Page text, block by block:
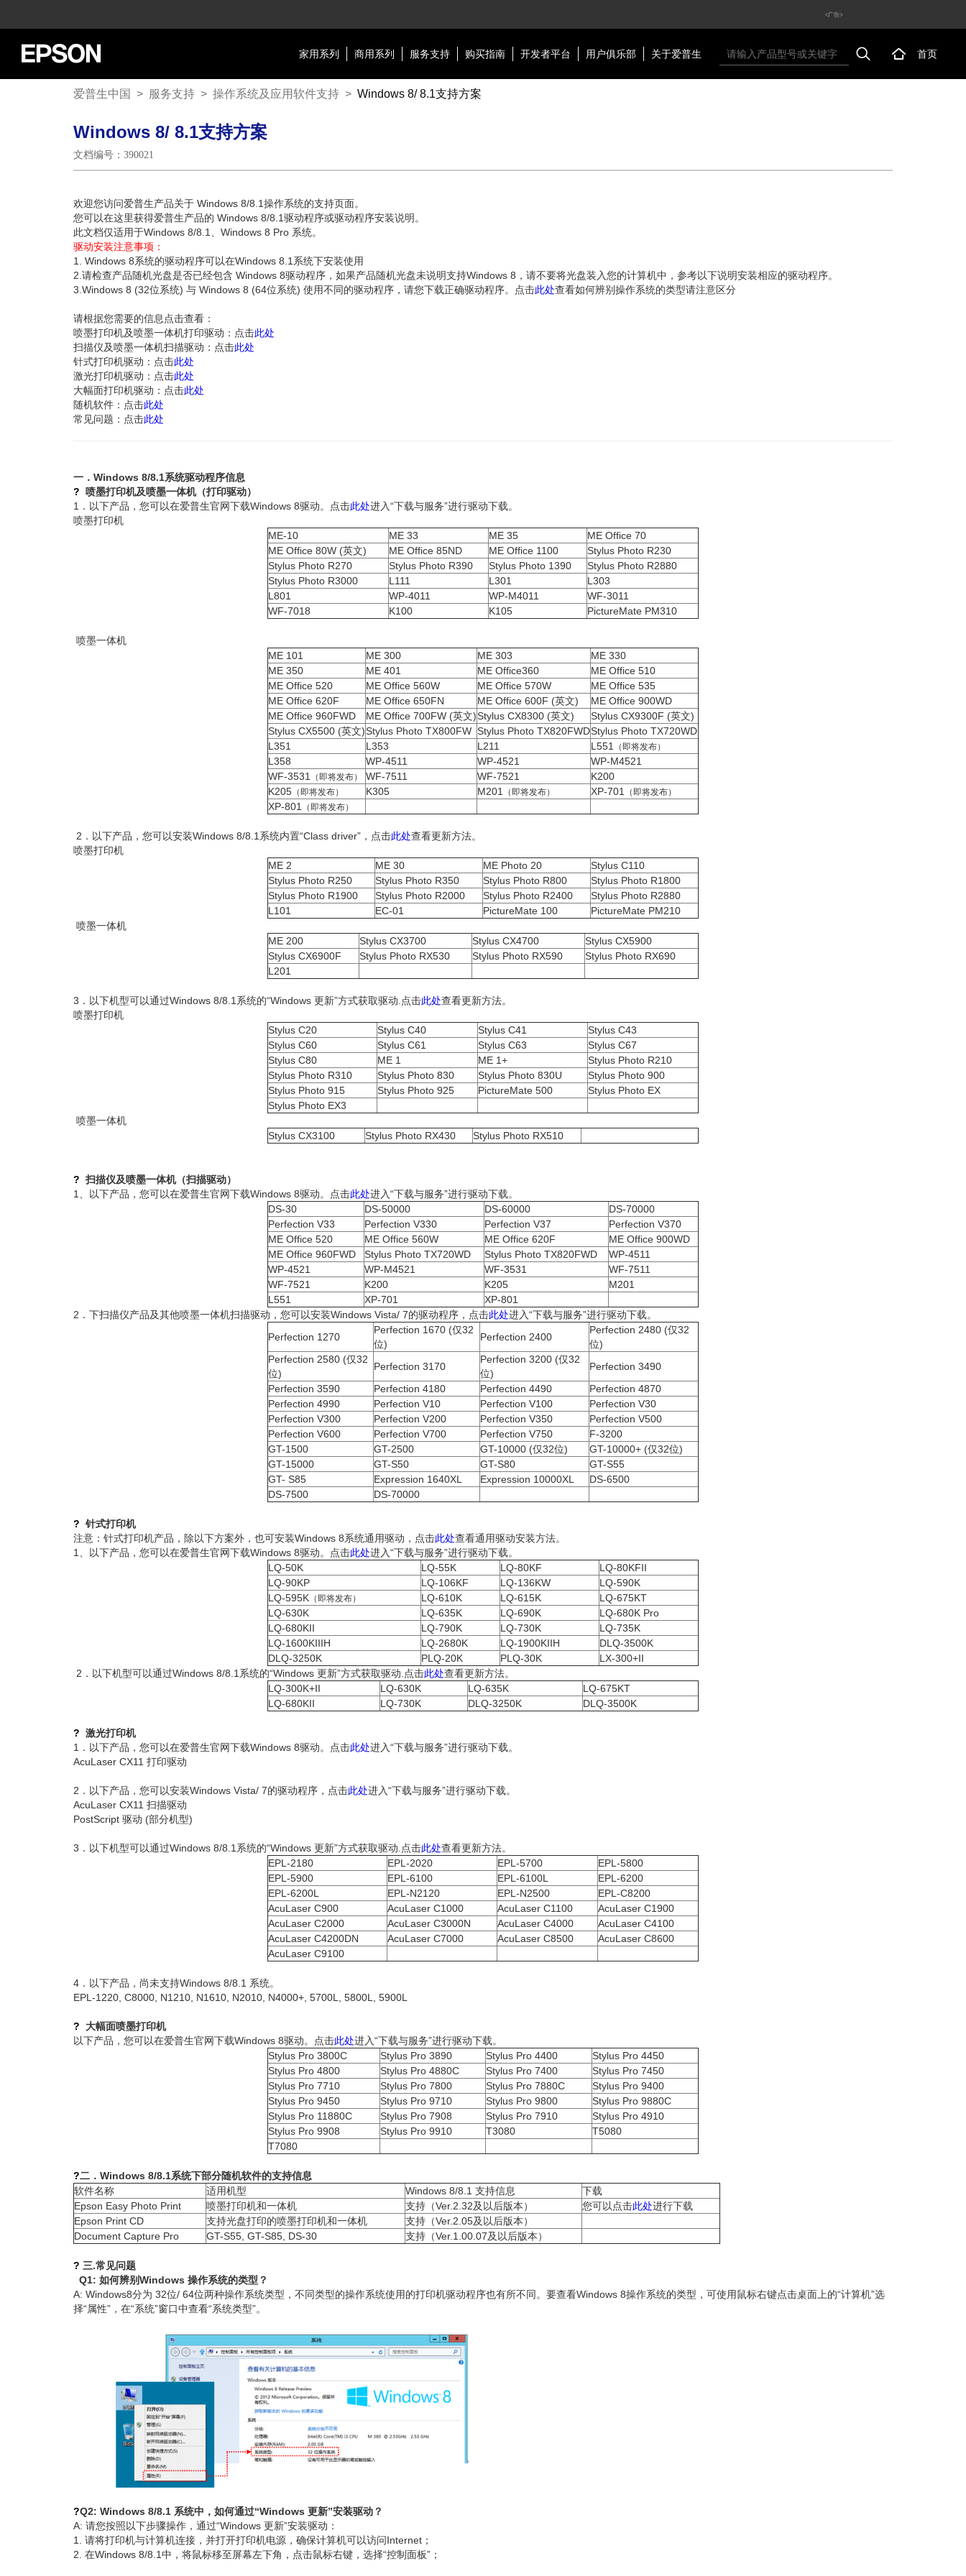
<广告>
家用系列 商用系列 服务支持 购买指南 开发者平台 用户俱乐部 关于爱普生 首页
爱普生中国 > 服务支持 > 操作系统及应用软件支持 > Windows 8/ 8.1支持方案
Windows 8/ 8.1支持方案
文档编号：390021
欢迎您访问爱普生产品关于 Windows 8/8.1操作系统的支持页面。
您可以在这里获得爱普生产品的 Windows 8/8.1驱动程序或驱动程序安装说明。
此文档仅适用于Windows 8/8.1、Windows 8 Pro 系统。
驱动安装注意事项：
1. Windows 8系统的驱动程序可以在Windows 8.1系统下安装使用
2.请检查产品随机光盘是否已经包含 Windows 8驱动程序，如果产品随机光盘未说明支持Windows 8，请不要将光盘装入您的计算机中，参考以下说明安装相应的驱动程序。
3.Windows 8 (32位系统) 与 Windows 8 (64位系统) 使用不同的驱动程序，请您下载正确驱动程序。点击此处查看如何辨别操作系统的类型请注意区分
请根据您需要的信息点击查看：
喷墨打印机及喷墨一体机打印驱动：点击此处
扫描仪及喷墨一体机扫描驱动：点击此处
针式打印机驱动：点击此处
激光打印机驱动：点击此处
大幅面打印机驱动：点击此处
随机软件：点击此处
常见问题：点击此处
一．Windows 8/8.1系统驱动程序信息
? 喷墨打印机及喷墨一体机（打印驱动）
1．以下产品，您可以在爱普生官网下载Windows 8驱动。点击此处进入“下载与服务”进行驱动下载。
喷墨打印机
ME-10
ME 33 ME 35
ME Office 70
ME Office 80W (英文)
ME Office 85ND ME Office 1100
Stylus Photo R230
Stylus Photo R270
Stylus Photo R390 Stylus Photo 1390
Stylus Photo R2880
Stylus Photo R3000
L111 L301
L303
L801
WP-4011 WP-M4011
WF-3011
WF-7018
K100 K105 PictureMate PM310
喷墨一体机
ME 101
ME 300 ME 303
ME 330
ME 350
ME 401 ME Office360
ME Office 510
ME Office 520
ME Office 560W ME Office 570W
ME Office 535
ME Office 620F
ME Office 650FN ME Office 600F (英文)
ME Office 900WD
ME Office 960FWD
ME Office 700FW (英文)Stylus CX8300 (英文)
Stylus CX9300F (英文)
Stylus CX5500 (英文)Stylus Photo TX800FW Stylus Photo TX820FWDStylus Photo TX720WD
L351
L353 L211 L551 （即将发布）
L358 WP-4511 WP-4521
WP-M4521
WF-3531
（即将发布） WF-7511 WF-7521
K200
K205 （即将发布） K305 M201 （即将发布） XP-701 （即将发布）
XP-801 （即将发布）
2．以下产品，您可以安装Windows 8/8.1系统内置“Class driver”，点击此处查看更新方法。
喷墨打印机
ME 2
ME 30 ME Photo 20
Stylus C110
Stylus Photo R250
Stylus Photo R350 Stylus Photo R800
Stylus Photo R1800
Stylus Photo R1900
Stylus Photo R2000 Stylus Photo R2400
Stylus Photo R2880
L101
EC-01 PictureMate 100
PictureMate PM210
喷墨一体机
ME 200
Stylus CX3700 Stylus CX4700
Stylus CX5900
Stylus CX6900F
Stylus Photo RX530 Stylus Photo RX590
Stylus Photo RX690
L201
3．以下机型可以通过Windows 8/8.1系统的“Windows 更新”方式获取驱动.点击此处查看更新方法。
喷墨打印机
Stylus C20
Stylus C40 Stylus C41
Stylus C43
Stylus C60
Stylus C61 Stylus C63
Stylus C67
Stylus C80
ME 1 ME 1+
Stylus Photo R210
Stylus Photo R310
Stylus Photo 830 Stylus Photo 830U
Stylus Photo 900
Stylus Photo 915
Stylus Photo 925 PictureMate 500
Stylus Photo EX
Stylus Photo EX3
喷墨一体机
Stylus CX3100
Stylus Photo RX430 Stylus Photo RX510
? 扫描仪及喷墨一体机（扫描驱动）
1、以下产品，您可以在爱普生官网下载Windows 8驱动。点击此处进入“下载与服务”进行驱动下载。
DS-30
DS-50000 DS-60000
DS-70000
Perfection V33
Perfection V330 Perfection V37
Perfection V370
ME Office 520
ME Office 560W ME Office 620F
ME Office 900WD
ME Office 960FWD
Stylus Photo TX720WD Stylus Photo TX820FWD
WP-4511
WP-4521
WP-M4521 WF-3531
WF-7511
WF-7521
K200 K205
M201
L551
XP-701
XP-801
2．下扫描仪产品及其他喷墨一体机扫描驱动，您可以安装Windows Vista/ 7的驱动程序，点击此处进入“下载与服务”进行驱动下载。
Perfection 1270
Perfection 1670 (仅32
位)
Perfection 2400
Perfection 2480 (仅32
位)
Perfection 2580 (仅32
位)
Perfection 3170
Perfection 3200 (仅32
位)
Perfection 3490
Perfection 3590
Perfection 4180 Perfection 4490
Perfection 4870
Perfection 4990
Perfection V10 Perfection V100
Perfection V30
Perfection V300
Perfection V200 Perfection V350
Perfection V500
Perfection V600
Perfection V700 Perfection V750
F-3200
GT-1500
GT-2500 GT-10000 (仅32位)
GT-10000+ (仅32位)
GT-15000
GT-S50 GT-S80
GT-S55
GT- S85
Expression 1640XL Expression 10000XL
DS-6500
DS-7500
DS-70000
? 针式打印机
注意：针式打印机产品，除以下方案外，也可安装Windows 8系统通用驱动，点击此处查看通用驱动安装方法。
1、以下产品，您可以在爱普生官网下载Windows 8驱动。点击此处进入“下载与服务”进行驱动下载。
LQ-50K
LQ-55K LQ-80KF
LQ-80KFII
LQ-90KP
LQ-106KF LQ-136KW
LQ-590K
LQ-595K （即将发布） LQ-610K LQ-615K
LQ-675KT
LQ-630K
LQ-635K LQ-690K
LQ-680K Pro
LQ-680KII
LQ-790K LQ-730K
LQ-735K
LQ-1600KIIIH
LQ-2680K LQ-1900KIIH
DLQ-3500K
DLQ-3250K
PLQ-20K PLQ-30K
LX-300+II
2．以下机型可以通过Windows 8/8.1系统的“Windows 更新”方式获取驱动.点击此处查看更新方法。
LQ-300K+II
LQ-630K LQ-635K
LQ-675KT
LQ-680KII
LQ-730K DLQ-3250K DLQ-3500K
? 激光打印机
1．以下产品，您可以在爱普生官网下载Windows 8驱动。点击此处进入“下载与服务”进行驱动下载。
AcuLaser CX11 打印驱动
2．以下产品，您可以安装Windows Vista/ 7的驱动程序，点击此处进入“下载与服务”进行驱动下载。
AcuLaser CX11 扫描驱动
PostScript 驱动 (部分机型)
3．以下机型可以通过Windows 8/8.1系统的“Windows 更新”方式获取驱动.点击此处查看更新方法。
EPL-2180
EPL-2020 EPL-5700
EPL-5800
EPL-5900
EPL-6100 EPL-6100L
EPL-6200
EPL-6200L
EPL-N2120 EPL-N2500
EPL-C8200
AcuLaser C900
AcuLaser C1000 AcuLaser C1100
AcuLaser C1900
AcuLaser C2000
AcuLaser C3000N AcuLaser C4000
AcuLaser C4100
AcuLaser C4200DN
AcuLaser C7000 AcuLaser C8500
AcuLaser C8600
AcuLaser C9100
4．以下产品，尚未支持Windows 8/8.1 系统。
EPL-1220, C8000, N1210, N1610, N2010, N4000+, 5700L, 5800L, 5900L
? 大幅面喷墨打印机
以下产品，您可以在爱普生官网下载Windows 8驱动。点击此处进入“下载与服务”进行驱动下载。
Stylus Pro 3800C
Stylus Pro 3890 Stylus Pro 4400
Stylus Pro 4450
Stylus Pro 4800
Stylus Pro 4880C Stylus Pro 7400
Stylus Pro 7450
Stylus Pro 7710
Stylus Pro 7800 Stylus Pro 7880C
Stylus Pro 9400
Stylus Pro 9450
Stylus Pro 9710 Stylus Pro 9800
Stylus Pro 9880C
Stylus Pro 11880C
Stylus Pro 7908 Stylus Pro 7910
Stylus Pro 4910
Stylus Pro 9908
Stylus Pro 9910 T3080
T5080
T7080
?二 ．Windows 8/8.1系统下部分随机软件的支持信息
软件名称
适用机型 Windows 8/8.1 支持信息
下载
Epson Easy Photo Print
喷墨打印机和一体机 支持（Ver.2.32及以后版本） 您可以点击此处进行下载
Epson Print CD
支持光盘打印的喷墨打印机和一体机
支持（Ver.2.05及以后版本）
Document Capture Pro
GT-S55, GT-S85, DS-30 支持（Ver.1.00.07及以后版本）
? 三.常见问题
Q1: 如何辨别Windows 操作系统的类型？
A: Windows8分为 32位/ 64位两种操作系统类型，不同类型的操作系统使用的打印机驱动程序也有所不同。要查看Windows 8操作系统的类型，可使用鼠标右键点击桌面上的“计算机”选
择“属性”，在“系统”窗口中查看“系统类型”。
?Q2: Windows 8/8.1 系统中，如何通过“Windows 更新”安装驱动？
A: 请您按照以下步骤操作，通过“Windows 更新”安装驱动：
1. 请将打印机与计算机连接，并打开打印机电源，确保计算机可以访问Internet；
2. 在Windows 8/8.1中，将鼠标移至屏幕左下角，点击鼠标右键，选择“控制面板”；